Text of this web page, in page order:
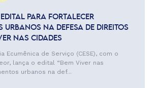
PARA FORTALECER
URBANOS NA DEFESA DE DIREITOS
NAS CIDADES
Ecumênica de Serviço (CESE), com o
lança o edital “Bem Viver nas
urbanos na def...